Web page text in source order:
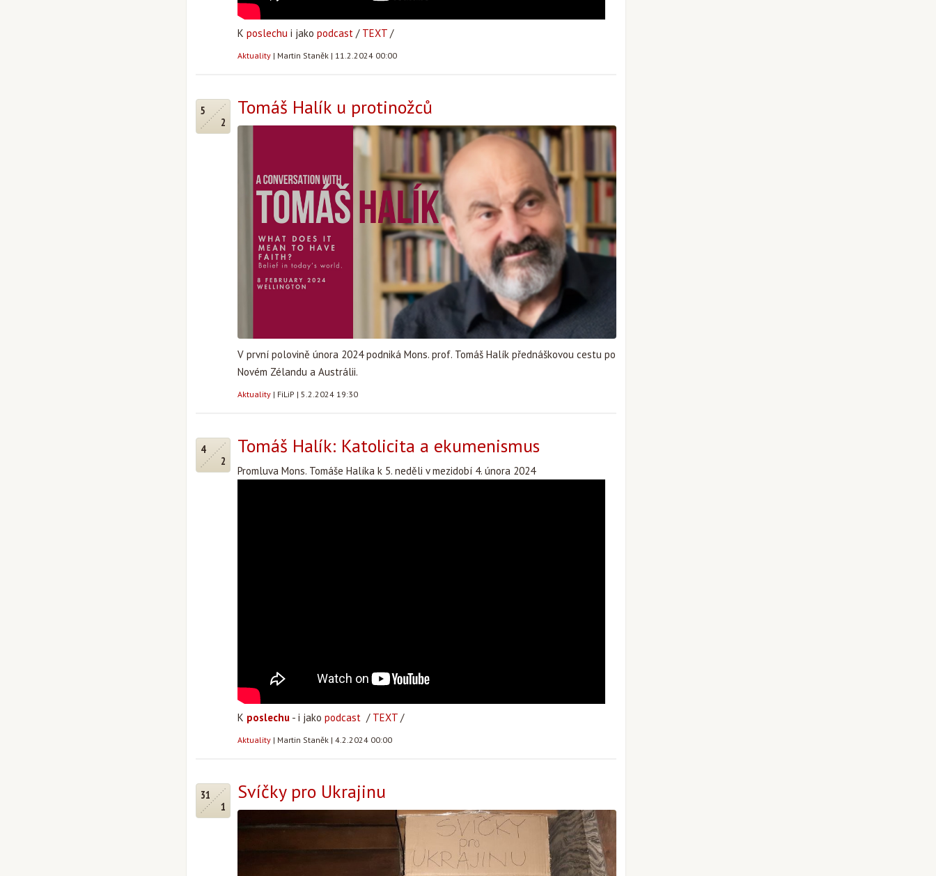
K poslechu i jako podcast / TEXT /
Aktuality | Martin Staněk | 11.2.2024 00:00
5
2
Tomáš Halík u protinožců
V první polovině února 2024 podniká Mons. prof. Tomáš Halík přednáškovou cestu po
Novém Zélandu a Austrálii.
Aktuality | FiLiP | 5.2.2024 19:30
4
2
Tomáš Halík: Katolicita a ekumenismus
Promluva Mons. Tomáše Halíka k 5. neděli v mezidobí 4. února 2024
K poslechu - i jako podcast / TEXT /
Aktuality | Martin Staněk | 4.2.2024 00:00
31
1
Svíčky pro Ukrajinu